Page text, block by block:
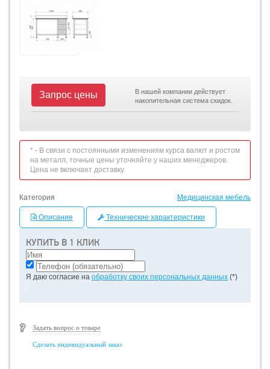
КУПИТЬ В 1 КЛИК
Я даю согласие на обработку своих персональных данных (*)
Задать вопрос о товаре
Сделать индивидуальный заказ
Запрос цены
В нашей компании действует
накопительная система скидок.
* - В связи с постоянными изменениям курса валют и ростом
на металл, точные цены уточняйте у наших менеджеров.
Цена не включает доставку.
Категория Медицинская мебель
Описание Технические характеристики